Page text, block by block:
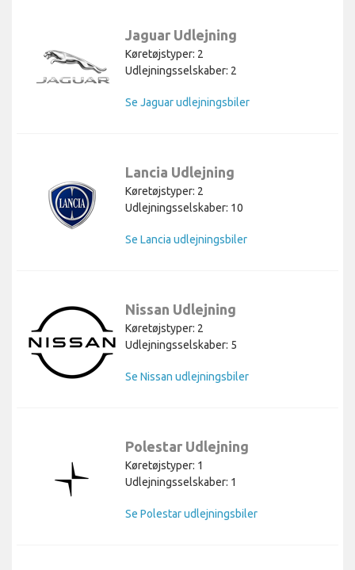
Jaguar Udlejning
Køretøjstyper: 2
Udlejningsselskaber: 2
Se Jaguar udlejningsbiler
Lancia Udlejning
Køretøjstyper: 2
Udlejningsselskaber: 10
Se Lancia udlejningsbiler
Nissan Udlejning
Køretøjstyper: 2
Udlejningsselskaber: 5
Se Nissan udlejningsbiler
Polestar Udlejning
Køretøjstyper: 1
Udlejningsselskaber: 1
Se Polestar udlejningsbiler